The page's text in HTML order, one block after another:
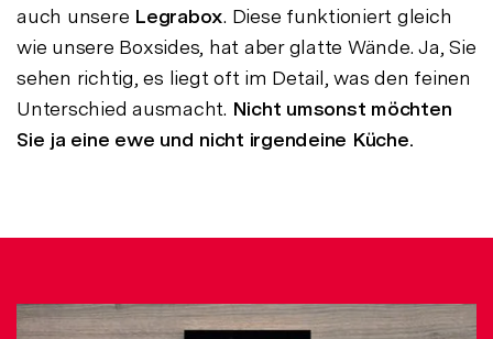
auch unsere Legrabox. Diese funktioniert gleich
wie unsere Boxsides, hat aber glatte Wände. Ja, Sie
sehen richtig, es liegt oft im Detail, was den feinen
Unterschied ausmacht. Nicht umsonst möchten
Sie ja eine ewe und nicht irgendeine Küche.